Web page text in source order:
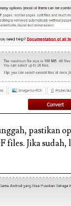
pastikan
files. Jika